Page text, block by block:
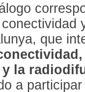
que
la
a